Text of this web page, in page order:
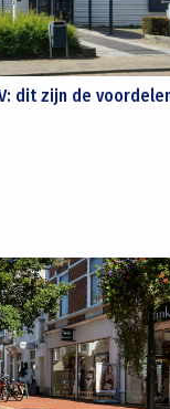
dit zijn de